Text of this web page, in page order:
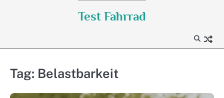
Test Fahrrad
Tag: Belastbarkeit